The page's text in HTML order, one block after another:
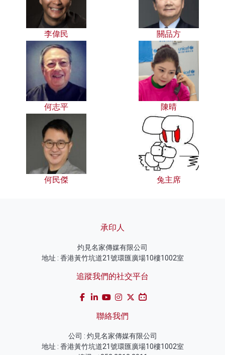
李偉民 關品方
何志平 陳晴
何民傑 兔主席
承印人
灼見名家傳媒有限公司
地址 : 香港黃竹坑道21號環匯廣場10樓1002室
追蹤我們的社交平台
聯絡我們
公司 : 灼見名家傳媒有限公司
地址 : 香港黃竹坑道21號環匯廣場10樓1002室